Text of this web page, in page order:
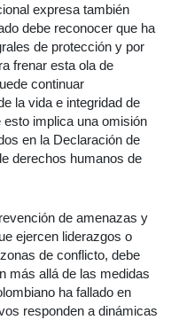
expresa también
debe reconocer que ha
de protección y por
frenar esta ola de
continuar
la vida e integridad de
implica una omisión
en la Declaración de
derechos humanos de
de amenazas y
ejercen liderazgos o
de conflicto, debe
más allá de las medidas
ha fallado en
responden a dinámicas